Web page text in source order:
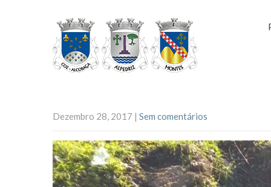
Dezembro 28, 2017 | Sem comentários